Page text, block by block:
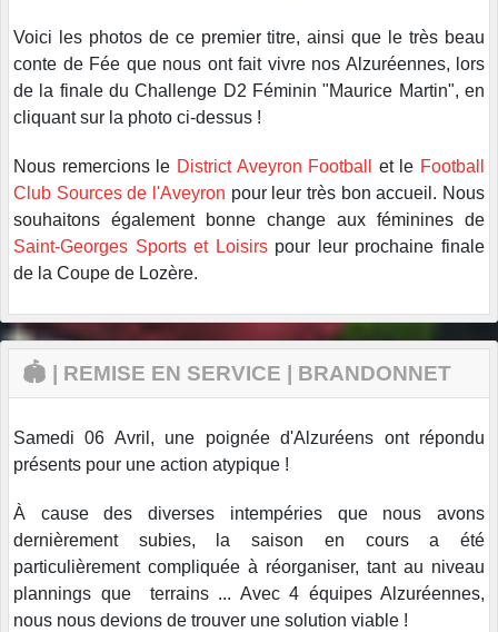
Voici les photos de ce premier titre, ainsi que le très beau
conte de Fée que nous ont fait vivre nos Alzuréennes, lors
de la finale du Challenge D2 Féminin "Maurice Martin", en
cliquant sur la photo ci-dessus !
Nous remercions le District Aveyron Football et le Football
Club Sources de l'Aveyron pour leur très bon accueil. Nous
souhaitons également bonne change aux féminines de
Saint-Georges Sports et Loisirspour leur prochaine finale
de la Coupe de Lozère.
🏟️ | REMISE EN SERVICE | BRANDONNET
Samedi 06 Avril, une poignée d'Alzuréens ont répondu
présents pour une action atypique !
À cause des diverses intempéries que nous avons
dernièrement subies, la saison en cours a été
particulièrement compliquée à réorganiser, tant au niveau
plannings que terrains ... Avec 4 équipes Alzuréennes,
nous nous devions de trouver une solution viable !